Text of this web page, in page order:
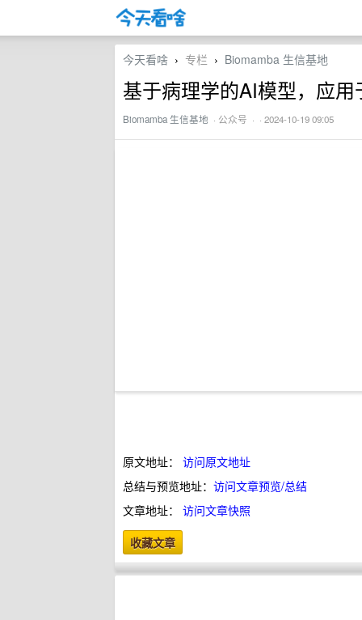
今天看啥 › 专栏 › Biomamba 生信基地
基于病理学的AI模型，应
Biomamba 生信基地 · 公众号 · · 2024-10-19 09:05
原文地址： 访问原文地址
总结与预览地址： 访问文章预览/总结
文章地址： 访问文章快照